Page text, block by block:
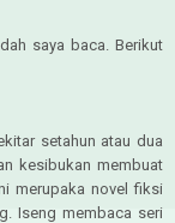
saya baca. Berikut
setahun atau dua
kesibukan membuat
merupaka novel fiksi
Iseng membaca seri